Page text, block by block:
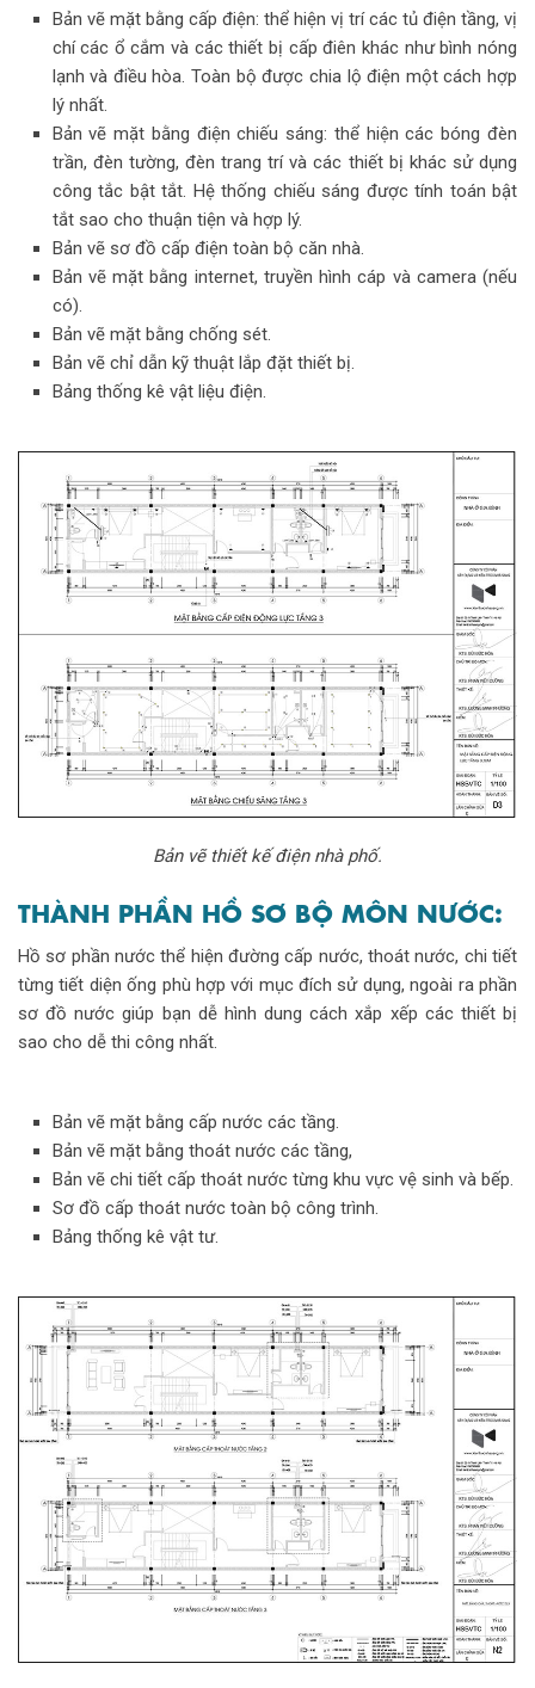
Bản vẽ mặt bằng cấp điện: thể hiện vị trí các tủ điện tầng, vị
chí các ổ cắm và các thiết bị cấp điên khác như bình nóng
lạnh và điều hòa. Toàn bộ được chia lộ điện một cách hợp
lý nhất.
Bản vẽ mặt bằng điện chiếu sáng: thể hiện các bóng đèn
trần, đèn tường, đèn trang trí và các thiết bị khác sử dụng
công tắc bật tắt. Hệ thống chiếu sáng được tính toán bật
tắt sao cho thuận tiện và hợp lý.
Bản vẽ sơ đồ cấp điện toàn bộ căn nhà.
Bản vẽ mặt bằng internet, truyền hình cáp và camera (nếu
có).
Bản vẽ mặt bằng chống sét.
Bản vẽ chỉ dẫn kỹ thuật lắp đặt thiết bị.
Bảng thống kê vật liệu điện.
Bản vẽ thiết kế điện nhà phố.
THÀNH PHẦN HỒ SƠ BỘ MÔN NƯỚC:
Hồ sơ phần nước thể hiện đường cấp nước, thoát nước, chi tiết
từng tiết diện ống phù hợp với mục đích sử dụng, ngoài ra phần
sơ đồ nước giúp bạn dễ hình dung cách xắp xếp các thiết bị
sao cho dễ thi công nhất.
Bản vẽ mặt bằng cấp nước các tầng.
Bản vẽ mặt bằng thoát nước các tầng,
Bản vẽ chi tiết cấp thoát nước từng khu vực vệ sinh và bếp.
Sơ đồ cấp thoát nước toàn bộ công trình.
Bảng thống kê vật tư.